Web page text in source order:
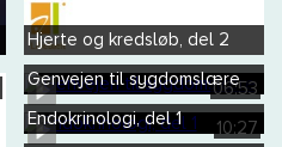
Hjerte og kredsløb, del 2
06:53
Genvejen til sygdomslære
10:27
Endokrinologi, del 1